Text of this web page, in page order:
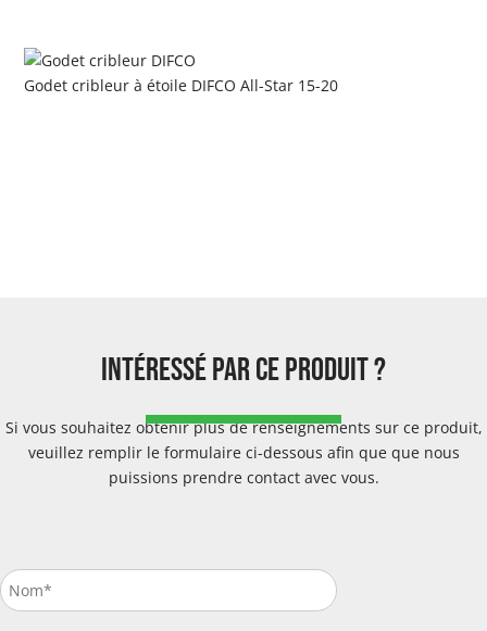
Godet cribleur à étoile DIFCO All-Star 15-20
intéressé par ce produit ?
Si vous souhaitez obtenir plus de renseignements sur ce produit,
veuillez remplir le formulaire ci-dessous afin que que nous
puissions prendre contact avec vous.